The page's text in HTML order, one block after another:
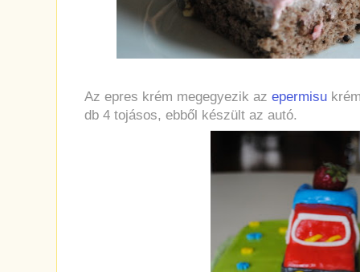
Az epres krém megegyezik az epermisu
db 4 tojásos, ebből készült az autó.